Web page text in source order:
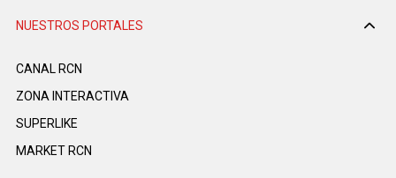
NUESTROS PORTALES
CANAL RCN
ZONA INTERACTIVA
SUPERLIKE
MARKET RCN